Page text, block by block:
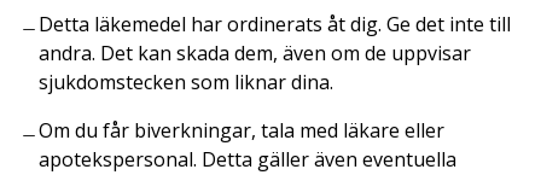
Detta läkemedel har ordinerats åt dig. Ge det inte till
andra. Det kan skada dem, även om de uppvisar
sjukdomstecken som liknar dina.
Om du får biverkningar, tala med läkare eller
apotekspersonal. Detta gäller även eventuella